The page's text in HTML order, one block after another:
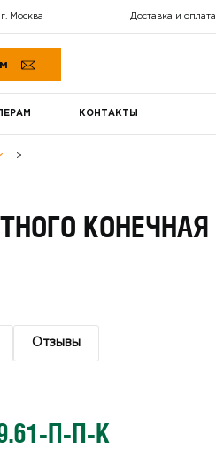
г. Москва Доставка и оплата
КОНТАКТЫ
КОНЕЧНАЯ
Отзывы
П-П-К